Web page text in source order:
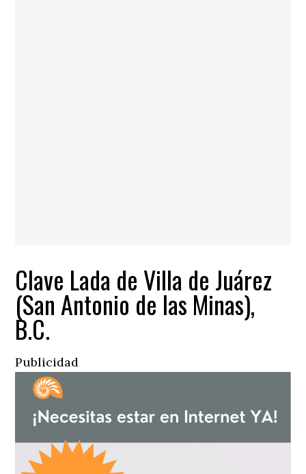
Clave Lada de Villa de Juárez
(San Antonio de las Minas),
B.C.
Publicidad